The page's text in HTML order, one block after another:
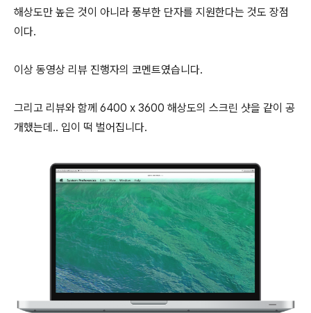
해상도만 높은 것이 아니라 풍부한 단자를 지원한다는 것도 장점
이다.
이상 동영상 리뷰 진행자의 코멘트였습니다.
그리고 리뷰와 함께 6400 x 3600 해상도의 스크린 샷을 같이 공
개했는데.. 입이 떡 벌어집니다.